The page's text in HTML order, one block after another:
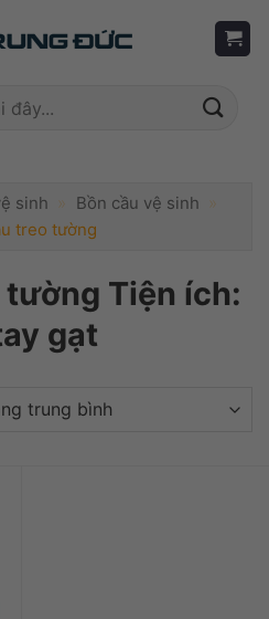
sinh » Bồn cầu vệ sinh »
treo tường
Tiện ích:
gạt